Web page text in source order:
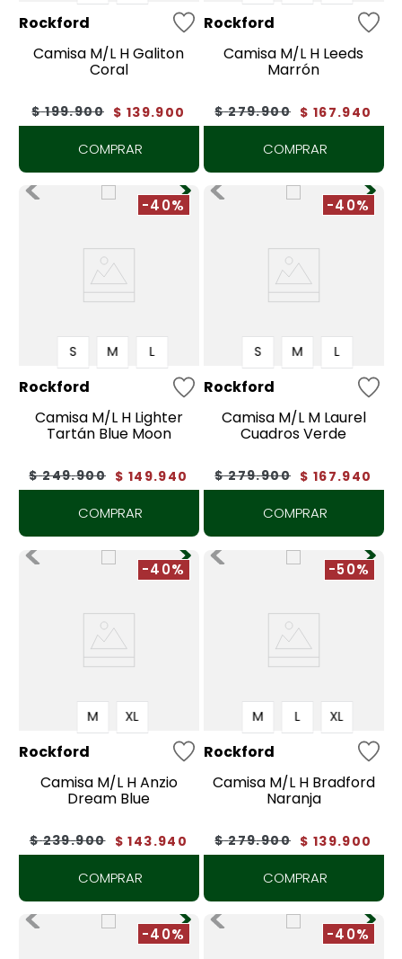
Rockford
Camisa M/L H Galiton
Coral
$ 199.900 $ 139.900
COMPRAR
Rockford
Camisa M/L H Leeds
Marrón
$ 279.900 $ 167.940
COMPRAR
-40%
S M L
Rockford
Camisa M/L H Lighter
Tartán Blue Moon
$ 249.900 $ 149.940
COMPRAR
-40%
S M L
Rockford
Camisa M/L M Laurel
Cuadros Verde
$ 279.900 $ 167.940
COMPRAR
-40%
M XL
Rockford
Camisa M/L H Anzio
Dream Blue
$ 239.900 $ 143.940
COMPRAR
-50%
M L XL
Rockford
Camisa M/L H Bradford
Naranja
$ 279.900 $ 139.900
COMPRAR
-40% -40%